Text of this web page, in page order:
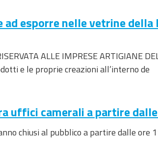
esporre nelle vetrine della
ALLE IMPRESE ARTIGIANE
e le proprie creazioni all’interno de
uffici camerali a partire
chiusi al pubblico a partire dalle ore